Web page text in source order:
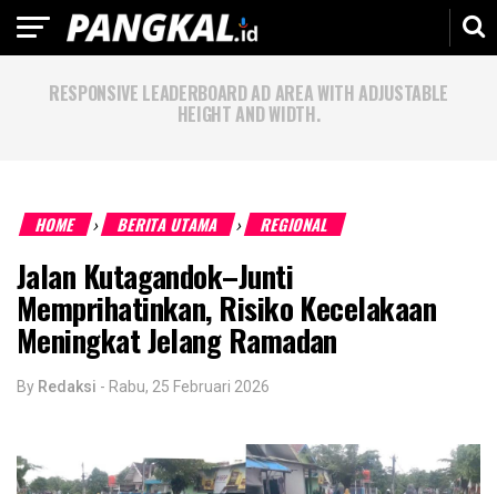
RESPONSIVE LEADERBOARD AD AREA WITH ADJUSTABLE
HEIGHT AND WIDTH.
HOME › BERITA UTAMA › REGIONAL
Jalan Kutagandok–Junti
Memprihatinkan, Risiko Kecelakaan
Meningkat Jelang Ramadan
By Redaksi - Rabu, 25 Februari 2026